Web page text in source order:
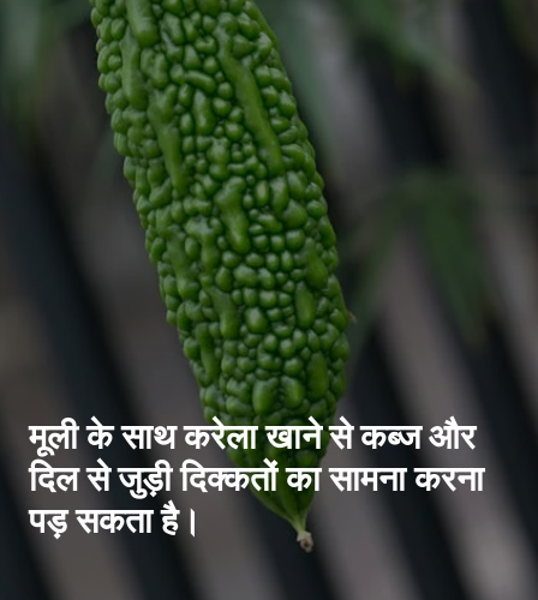
मूली के साथ करेला खाने से कब्ज और
दिल से जुड़ी दिक्कतों का सामना करना